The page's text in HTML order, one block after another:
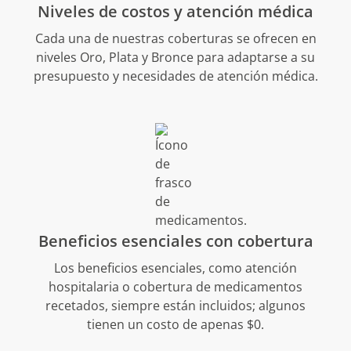
Niveles de costos y atención médica
Cada una de nuestras coberturas se ofrecen en
niveles Oro, Plata y Bronce para adaptarse a su
presupuesto y necesidades de atención médica.
Beneficios esenciales con cobertura
Los beneficios esenciales, como atención
hospitalaria o cobertura de medicamentos
recetados, siempre están incluidos; algunos
tienen un costo de apenas $0.